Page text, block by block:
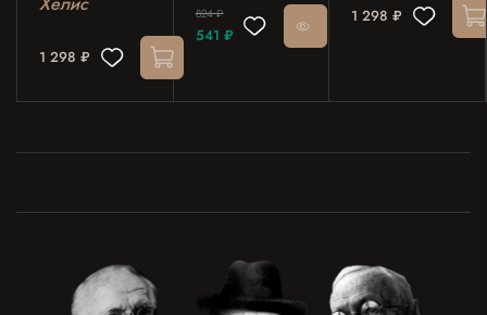
1 298 ₽
824 ₽
541 ₽
1 298 ₽